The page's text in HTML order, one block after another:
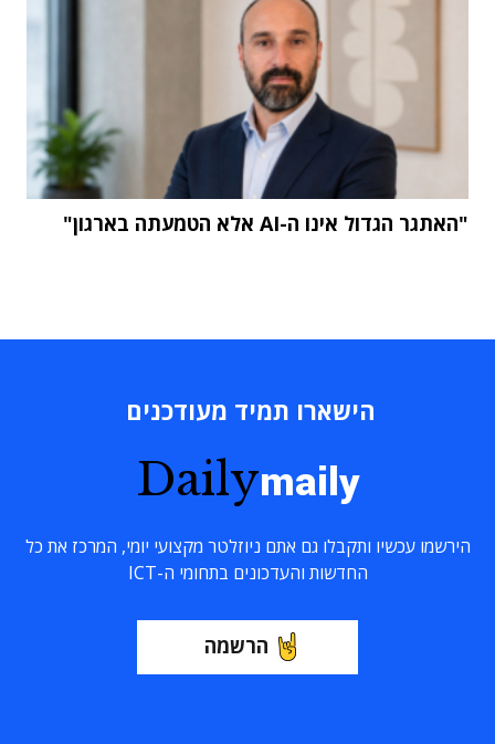
"האתגר הגדול אינו ה-AI אלא הטמעתה בארגון"
הישארו תמיד מעודכנים
Dailymaily
הירשמו עכשיו ותקבלו גם אתם ניוזלטר מקצועי יומי, המרכז את כל
החדשות והעדכונים בתחומי ה-ICT
הרשמה